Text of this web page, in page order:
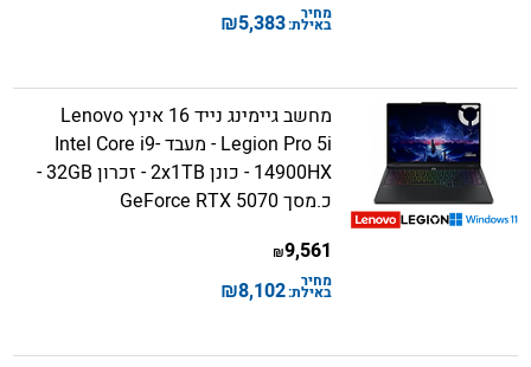
מחיר
באילת:5,383
₪
מחשב גיימינג נייד 16 אינץ Lenovo
Legion Pro 5i - מעבד Intel Core i9-
14900HX - כונן 2x1TB - זכרון 32GB -
כ.מסך GeForce RTX 5070
9,561
₪
מחיר
באילת:8,102
₪